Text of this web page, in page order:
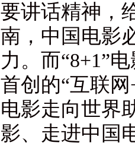
要讲话精神，
南，中国电影
力。而“8+1”
首创的“互联
电影走向世界
影、走进中国